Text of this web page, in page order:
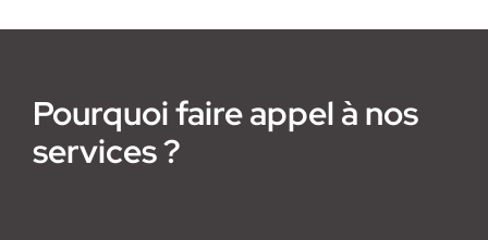
Pourquoi faire appel à nos
services ?